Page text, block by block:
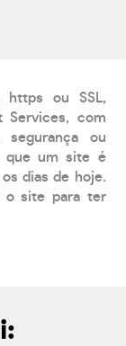
https ou SSL,
Services, com
ou
que um site é
dias de hoje.
o site para ter